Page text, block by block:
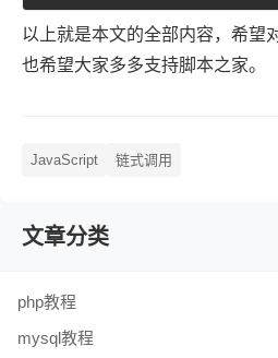
以上就是本文的全部内容，希望
也希望大家多多支持脚本之家。
JavaScript 链式调用
文章分类
php教程
mysql教程